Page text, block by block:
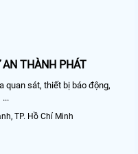
THÀNH PHÁT
quan sát, thiết bị báo động,
...
TP. Hồ Chí Minh